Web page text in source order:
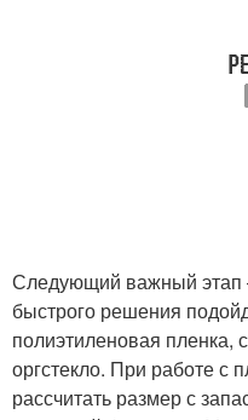
Следующий важный этап
быстрого решения
полиэтиленовая пленка,
оргстекло. При работе с
рассчитать размер с